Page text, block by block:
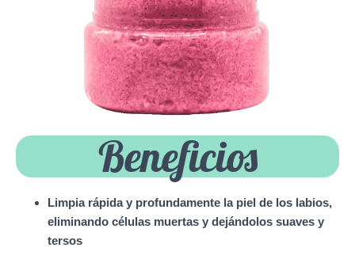
Beneficios
Limpia rápida y profundamente la piel de los labios,
eliminando células muertas y dejándolos suaves y
tersos